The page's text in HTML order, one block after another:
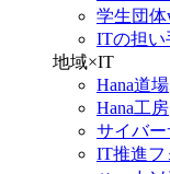
学生団体
ITの担い
地域×IT
Hana道場
Hana工房
サイバー
IT推進フ